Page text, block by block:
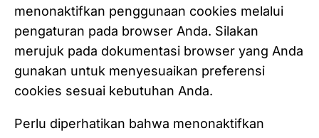
menonaktifkan penggunaan cookies melalui
pengaturan pada browser Anda. Silakan
merujuk pada dokumentasi browser yang Anda
gunakan untuk menyesuaikan preferensi
cookies sesuai kebutuhan Anda.
Perlu diperhatikan bahwa menonaktifkan